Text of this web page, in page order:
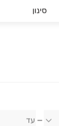
סינון